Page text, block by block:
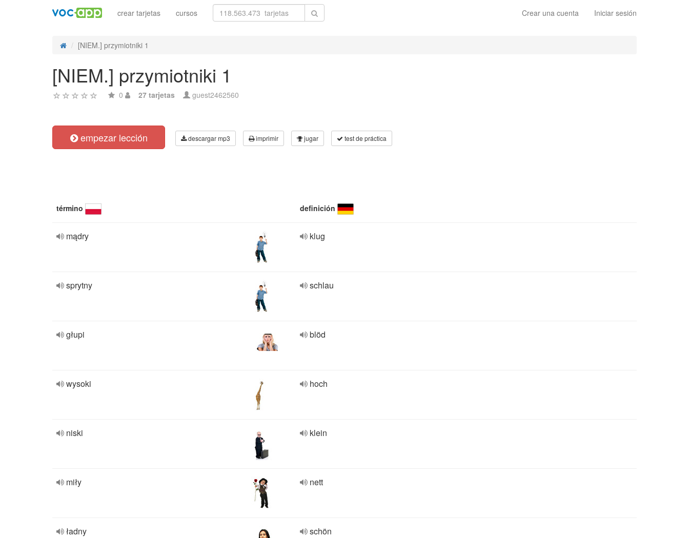
Crear una cuenta Iniciar sesión
crear tarjetas cursos
[NIEM.] przymiotniki 1
[NIEM.] przymiotniki 1
0 27 tarjetas guest2462560
empezar lección descargar mp3 imprimir jugar test de práctica
término definición
mądry klug
sprytny schlau
głupi blöd
wysoki hoch
niski klein
miły nett
ładny schön